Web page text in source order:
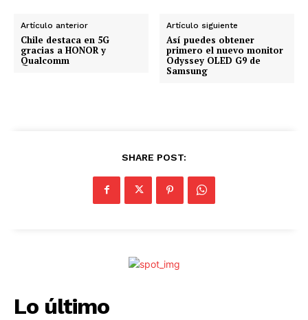
Artículo anterior
Chile destaca en 5G
gracias a HONOR y
Qualcomm
Artículo siguiente
Así puedes obtener
primero el nuevo monitor
Odyssey OLED G9 de
Samsung
SHARE POST:
Lo último